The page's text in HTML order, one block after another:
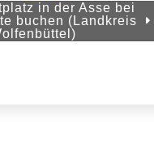
in der Asse bei
buchen (Landkreis